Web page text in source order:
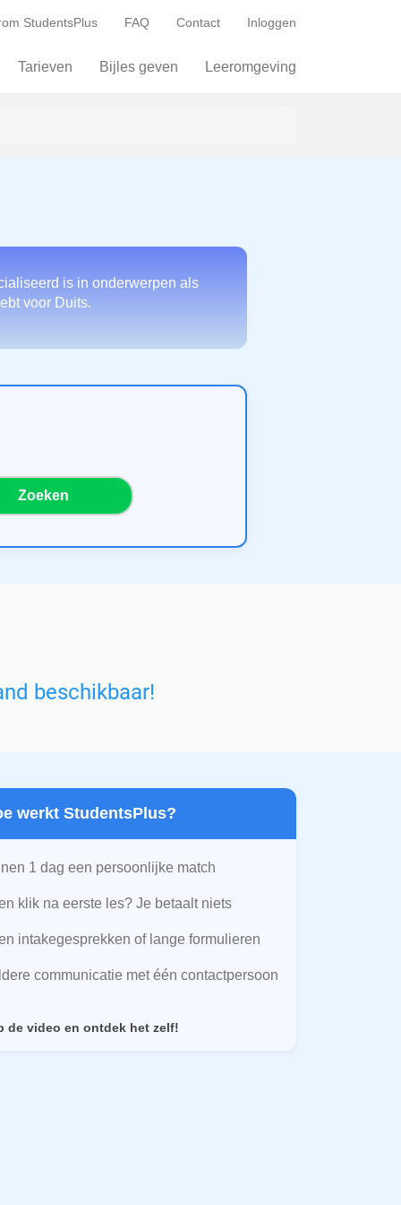
StudentsPlus FAQ Contact Inloggen
Tarieven Bijles geven Leeromgeving
is in onderwerpen als
voor Duits.
Zoeken
beschikbaar!
werkt StudentsPlus?
1 dag een persoonlijke match
klik na eerste les? Je betaalt niets
intakegesprekken of lange formulieren
communicatie met één contactpersoon
de video en ontdek het zelf!